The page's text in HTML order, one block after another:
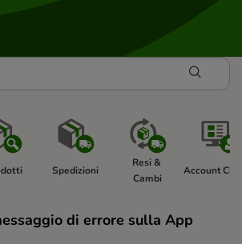
Spedizioni
Resi &
Cambi
Account
di errore sulla App